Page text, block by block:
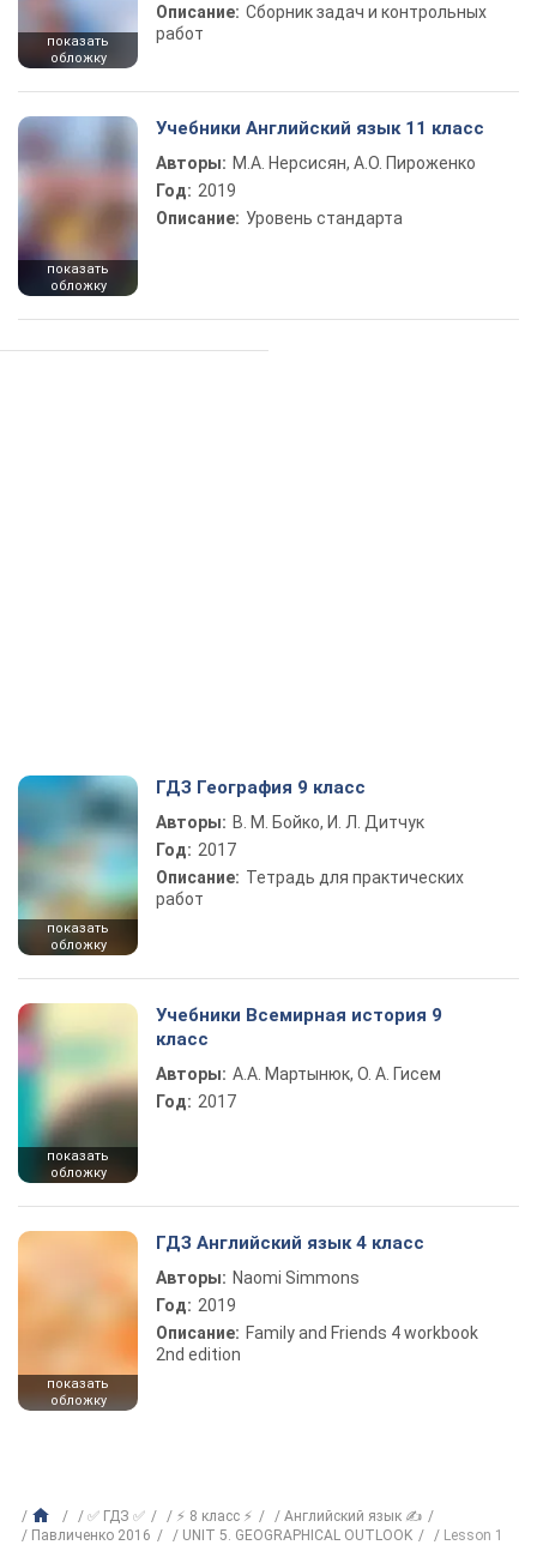
показать
обложку
Описание: Сборник задач и контрольных
работ
показать
обложку
Учебники Английский язык 11 класс
Авторы: М.А. Нерсисян, А.О. Пироженко
Год: 2019
Описание: Уровень стандарта
показать
обложку
ГДЗ География 9 класс
Авторы: В. М. Бойко, И. Л. Дитчук
Год: 2017
Описание: Тетрадь для практических
работ
показать
обложку
Учебники Всемирная история 9
класс
Авторы: А.А. Мартынюк, О. А. Гисем
Год: 2017
показать
обложку
ГДЗ Английский язык 4 класс
Авторы: Naomi Simmons
Год: 2019
Описание: Family and Friends 4 workbook
2nd edition
✅ ГДЗ ✅ ⚡ 8 класс ⚡
Английский язык ✍
Павличенко 2016
UNIT 5. GEOGRAPHICAL OUTLOOK Lesson 1